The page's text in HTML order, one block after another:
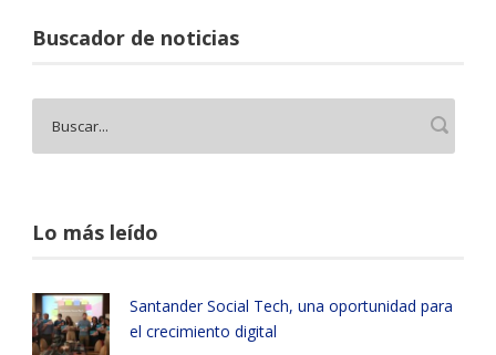
Buscador de noticias
Lo más leído
Santander Social Tech, una oportunidad para
el crecimiento digital